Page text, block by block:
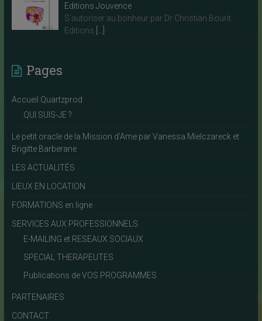
Editions Jouvence
S’autoriser au bonheur par Dr Christian Bourit
Editions
Pages
Accueil Quartzprod
QUI SUIS-JE ?
Le petit oracle de la Mission d’Ame par Vanessa Mielczareck et
Brigitte Barberane
LES ACTUALITÉS
LIEUX EN LOCATION
FORMATIONS en ligne
SERVICES AUX PROFESSIONNELS
E-MAILING et RESEAUX SOCIAUX
SPECIAL THERAPEUTES
Publications de VOS PROGRAMMES
PARTENAIRES
CONTACT